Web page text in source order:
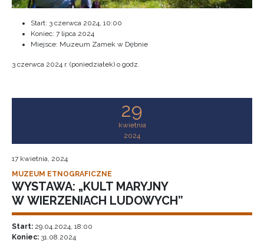
Start: 3 czerwca 2024, 10:00
Koniec: 7 lipca 2024
Miejsce: Muzeum Zamek w Dębnie
3 czerwca 2024 r. (poniedziałek) o godz.
29
kwietnia
2024
17 kwietnia, 2024
MUZEUM ETNOGRAFICZNE
WYSTAWA: „KULT MARYJNY
W WIERZENIACH LUDOWYCH”
Start: 29.04.2024, 18:00
Koniec: 31.08.2024